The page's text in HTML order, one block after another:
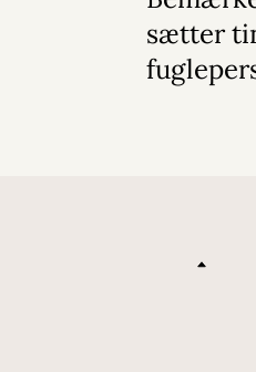
sætter